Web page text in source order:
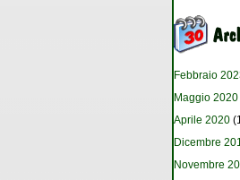
Febbraio
Maggio 2020
Aprile 2020
Dicembre
Novembre